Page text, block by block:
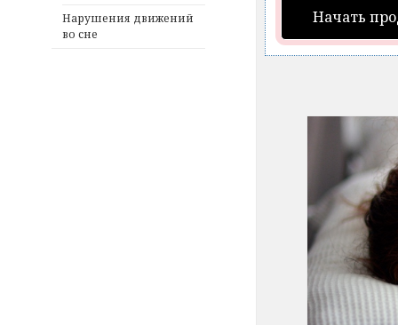
Нарушения движений
во сне
Начать